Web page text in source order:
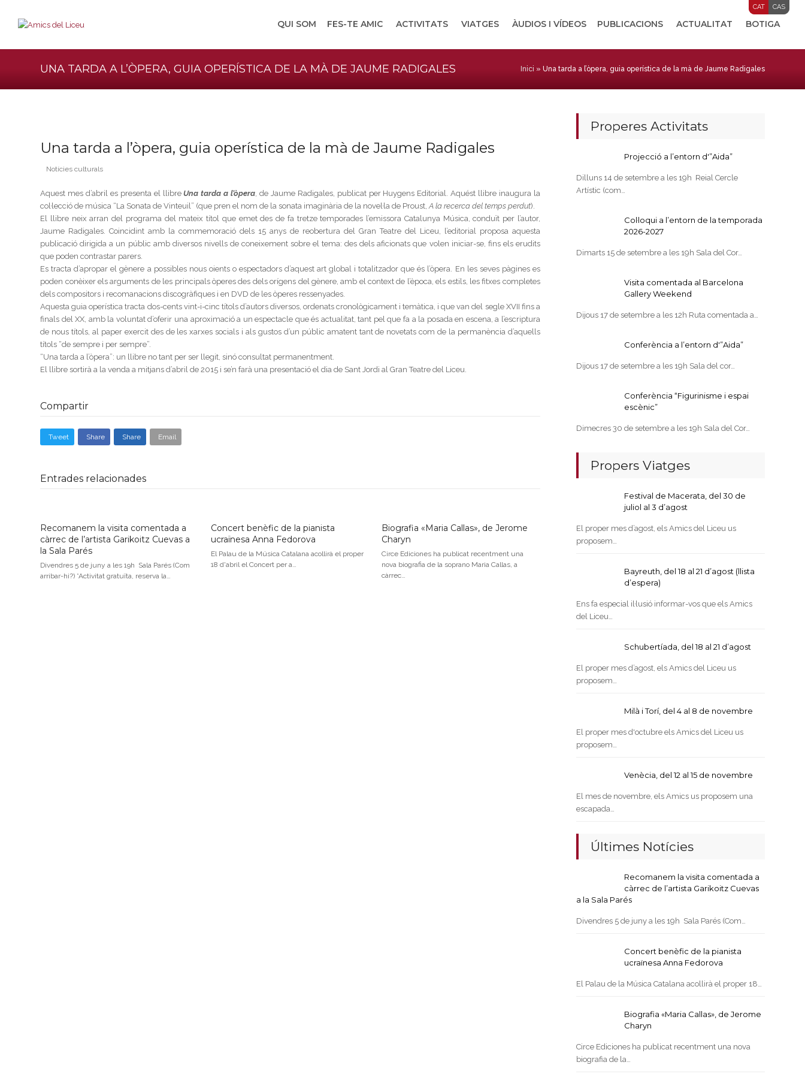
CAT CAS
QUI SOM FES-TE AMIC ACTIVITATS VIATGES ÀUDIOS I VÍDEOS PUBLICACIONS ACTUALITAT BOTIGA
UNA TARDA A L’ÒPERA, GUIA OPERÍSTICA DE LA MÀ DE JAUME RADIGALES Inici » Una tarda a l’òpera, guia operística de la mà de Jaume Radigales
Una tarda a l’òpera, guia operística de la mà de Jaume Radigales
Notícies culturals
Aquest mes d’abril es presenta el llibreUna tarda a l’òpera, de Jaume Radigales, publicat per Huygens Editorial. Aquést llibre inaugura la
col·lecció de música “La Sonata de Vinteuil” (que pren el nom de la sonata imaginària de la novel·la de Proust,A la recerca del temps perdut).
El llibre neix arran del programa del mateix títol que emet des de fa tretze temporades l’emissora Catalunya Música, conduït per l’autor,
Jaume Radigales. Coincidint amb la commemoració dels 15 anys de reobertura del Gran Teatre del Liceu, l’editorial proposa aquesta
publicació dirigida a un públic amb diversos nivells de coneixement sobre el tema: des dels aficionats que volen iniciar-se, fins els erudits
que poden contrastar parers.
Es tracta d’apropar el gènere a possibles nous oients o espectadors d’aquest art global i totalitzador que és l’òpera. En les seves pàgines es
poden conèixer els arguments de les principals òperes des dels orígens del gènere, amb el context de l’època, els estils, les fitxes completes
dels compositors i recomanacions discogràfiques i en DVD de les òperes ressenyades.
Aquesta guia operística tracta dos-cents vint-i-cinc títols d’autors diversos, ordenats cronològicament i temàtica, i que van del segle XVII fins a
finals del XX, amb la voluntat d’oferir una aproximació a un espectacle que és actualitat, tant pel que fa a la posada en escena, a l’escriptura
de nous títols, al paper exercit des de les xarxes socials i als gustos d’un públic amatent tant de novetats com de la permanència d’aquells
títols “de sempre i per sempre”.
“Una tarda a l’òpera”: un llibre no tant per ser llegit, sinó consultat permanentment.
El llibre sortirà a la venda a mitjans d’abril de 2015 i se’n farà una presentació el dia de Sant Jordi al Gran Teatre del Liceu.
Compartir
Tweet Share Share Email
Entrades relacionades
Recomanem la visita comentada a
càrrec de l’artista Garikoitz Cuevas a
la Sala Parés
Divendres 5 de juny a les 19h Sala Parés (Com
arribar-hi?) *Activitat gratuïta, reserva la…
Concert benèfic de la pianista
ucraïnesa Anna Fedorova
El Palau de la Música Catalana acollirà el proper
18 d'abril el Concert per a…
Biografia «Maria Callas», de Jerome
Charyn
Circe Ediciones ha publicat recentment una
nova biografia de la soprano Maria Callas, a
càrrec…
Properes Activitats
Projecció a l’entorn d'”Aida”
Dilluns 14 de setembre a les 19h Reial Cercle
Artístic (com…
Col·loqui a l’entorn de la temporada
2026-2027
Dimarts 15 de setembre a les 19h Sala del Cor…
Visita comentada al Barcelona
Gallery Weekend
Dijous 17 de setembre a les 12h Ruta comentada a…
Conferència a l’entorn d'”Aida”
Dijous 17 de setembre a les 19h Sala del cor…
Conferència “Figurinisme i espai
escènic”
Dimecres 30 de setembre a les 19h Sala del Cor…
Propers Viatges
Festival de Macerata, del 30 de
juliol al 3 d’agost
El proper mes d’agost, els Amics del Liceu us
proposem…
Bayreuth, del 18 al 21 d’agost (llista
d’espera)
Ens fa especial il·lusió informar-vos que els Amics
del Liceu…
Schubertíada, del 18 al 21 d’agost
El proper mes d’agost, els Amics del Liceu us
proposem…
Milà i Torí, del 4 al 8 de novembre
El proper mes d'octubre els Amics del Liceu us
proposem…
Venècia, del 12 al 15 de novembre
El mes de novembre, els Amics us proposem una
escapada…
Últimes Notícies
Recomanem la visita comentada a
càrrec de l’artista Garikoitz Cuevas
a la Sala Parés
Divendres 5 de juny a les 19h Sala Parés (Com…
Concert benèfic de la pianista
ucraïnesa Anna Fedorova
El Palau de la Música Catalana acollirà el proper 18…
Biografia «Maria Callas», de Jerome
Charyn
Circe Ediciones ha publicat recentment una nova
biografia de la…